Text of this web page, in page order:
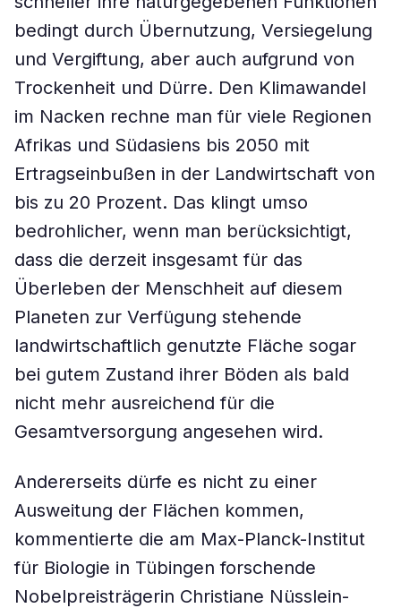
bedingt durch Übernutzung, Versiegelung
und Vergiftung, aber auch aufgrund von
Trockenheit und Dürre. Den Klimawandel
im Nacken rechne man für viele Regionen
Afrikas und Südasiens bis 2050 mit
Ertragseinbußen in der Landwirtschaft von
bis zu 20 Prozent. Das klingt umso
bedrohlicher, wenn man berücksichtigt,
dass die derzeit insgesamt für das
Überleben der Menschheit auf diesem
Planeten zur Verfügung stehende
landwirtschaftlich genutzte Fläche sogar
bei gutem Zustand ihrer Böden als bald
nicht mehr ausreichend für die
Gesamtversorgung angesehen wird.
Andererseits dürfe es nicht zu einer
Ausweitung der Flächen kommen,
kommentierte die am Max-Planck-Institut
für Biologie in Tübingen forschende
Nobelpreisträgerin Christiane Nüsslein-